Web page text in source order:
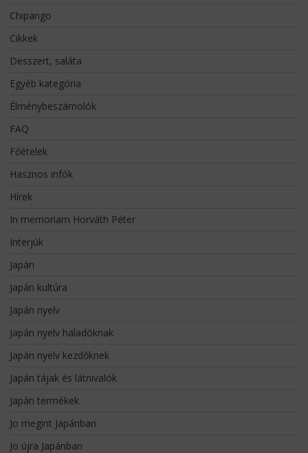
Chipango
Cikkek
Desszert, saláta
Egyéb kategória
Élménybeszámolók
FAQ
Főételek
Hasznos infók
Hírek
In memoriam Horváth Péter
Interjúk
Japán
Japán kultúra
Japán nyelv
Japán nyelv haladóknak
Japán nyelv kezdőknek
Japán tájak és látnivalók
Japán termékek
Jo megint Japánban
Jo újra Japánban